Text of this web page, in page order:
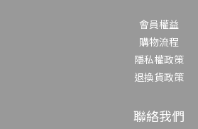
會員權益
購物流程
隱私權政策
退換貨政策
聯絡我們